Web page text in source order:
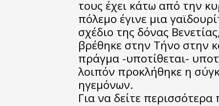
τους έχει κάτω από την
πόλεμο έγινε μια
σχέδιο της δόνας
βρέθηκε στην Τήνο στην
πράγμα -υποτίθεται-
λοιπόν προκλήθηκε η
ηγεμόνων.
Για να δείτε